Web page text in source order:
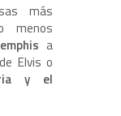
más
menos
a
Elvis o
y el